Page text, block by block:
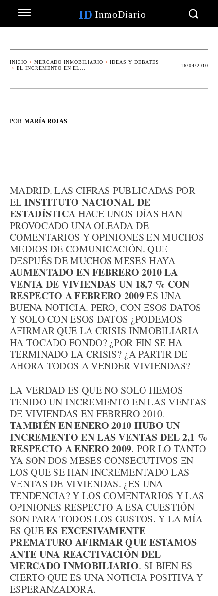
ID InmoDiario
INICIO MERCADO INMOBILIARIO
IDEAS Y DEBATES
EL INCREMENTO EN EL...
16/04/2010
POR MARÍA ROJAS
MADRID. LAS CIFRAS PUBLICADAS POR
EL INSTITUTO NACIONAL DE
ESTADÍSTICA HACE UNOS DÍAS HAN
PROVOCADO UNA OLEADA DE
COMENTARIOS Y OPINIONES EN MUCHOS
MEDIOS DE COMUNICACIÓN. QUE
DESPUÉS DE MUCHOS MESES HAYA
AUMENTADO EN FEBRERO 2010 LA
VENTA DE VIVIENDAS UN 18,7 % CON
RESPECTO A FEBRERO 2009ES UNA
BUENA NOTICIA. PERO, CON ESOS DATOS
Y SOLO CON ESOS DATOS ¿PODEMOS
AFIRMAR QUE LA CRISIS INMOBILIARIA
HA TOCADO FONDO? ¿POR FIN SE HA
TERMINADO LA CRISIS? ¿A PARTIR DE
AHORA TODOS A VENDER VIVIENDAS?
LA VERDAD ES QUE NO SOLO HEMOS
TENIDO UN INCREMENTO EN LAS VENTAS
DE VIVIENDAS EN FEBRERO 2010.
TAMBIÉN EN ENERO 2010 HUBO UN
INCREMENTO EN LAS VENTAS DEL 2,1 %
RESPECTO A ENERO 2009. POR LO TANTO
YA SON DOS MESES CONSECUTIVOS EN
LOS QUE SE HAN INCREMENTADO LAS
VENTAS DE VIVIENDAS. ¿ES UNA
TENDENCIA? Y LOS COMENTARIOS Y LAS
OPINIONES RESPECTO A ESA CUESTIÓN
SON PARA TODOS LOS GUSTOS. Y LA MÍA
ES QUEES EXCESIVAMENTE
PREMATURO AFIRMAR QUE ESTAMOS
ANTE UNA REACTIVACIÓN DEL
MERCADO INMOBILIARIO. SI BIEN ES
CIERTO QUE ES UNA NOTICIA POSITIVA Y
ESPERANZADORA.